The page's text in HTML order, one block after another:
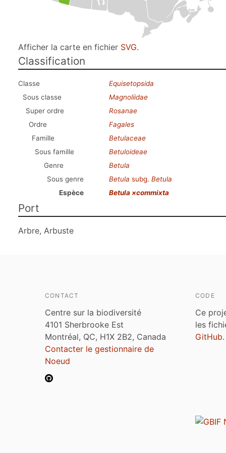
Afficher la carte en fichier SVG.
Classification
Classe
Equisetopsida
Sous classe
Magnoliidae
Super ordre
Rosanae
Ordre
Fagales
Famille
Betulaceae
Sous famille
Betuloideae
Genre
Betula
Sous genre
Betula subg. Betula
Espèce
Betula ×commixta
Port
Arbre, Arbuste
CONTACT
Centre sur la biodiversité
4101 Sherbrooke Est
Montréal, QC, H1X 2B2, Canada
Contacter le gestionnaire de
Noeud
CODE
Ce
les
GitHub.